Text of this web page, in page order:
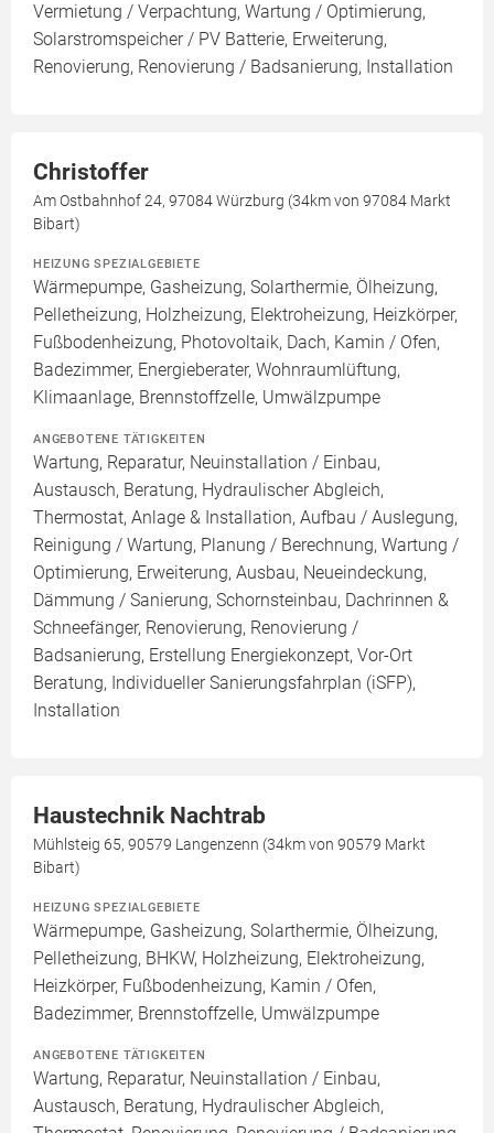
Vermietung / Verpachtung, Wartung / Optimierung,
Solarstromspeicher / PV Batterie, Erweiterung,
Renovierung, Renovierung / Badsanierung, Installation
Christoffer
Am Ostbahnhof 24, 97084 Würzburg (34km von 97084 Markt
Bibart)
HEIZUNG SPEZIALGEBIETE
Wärmepumpe, Gasheizung, Solarthermie, Ölheizung,
Pelletheizung, Holzheizung, Elektroheizung, Heizkörper,
Fußbodenheizung, Photovoltaik, Dach, Kamin / Ofen,
Badezimmer, Energieberater, Wohnraumlüftung,
Klimaanlage, Brennstoffzelle, Umwälzpumpe
ANGEBOTENE TÄTIGKEITEN
Wartung, Reparatur, Neuinstallation / Einbau,
Austausch, Beratung, Hydraulischer Abgleich,
Thermostat, Anlage & Installation, Aufbau / Auslegung,
Reinigung / Wartung, Planung / Berechnung, Wartung /
Optimierung, Erweiterung, Ausbau, Neueindeckung,
Dämmung / Sanierung, Schornsteinbau, Dachrinnen &
Schneefänger, Renovierung, Renovierung /
Badsanierung, Erstellung Energiekonzept, Vor-Ort
Beratung, Individueller Sanierungsfahrplan (iSFP),
Installation
Haustechnik Nachtrab
Mühlsteig 65, 90579 Langenzenn (34km von 90579 Markt
Bibart)
HEIZUNG SPEZIALGEBIETE
Wärmepumpe, Gasheizung, Solarthermie, Ölheizung,
Pelletheizung, BHKW, Holzheizung, Elektroheizung,
Heizkörper, Fußbodenheizung, Kamin / Ofen,
Badezimmer, Brennstoffzelle, Umwälzpumpe
ANGEBOTENE TÄTIGKEITEN
Wartung, Reparatur, Neuinstallation / Einbau,
Austausch, Beratung, Hydraulischer Abgleich,